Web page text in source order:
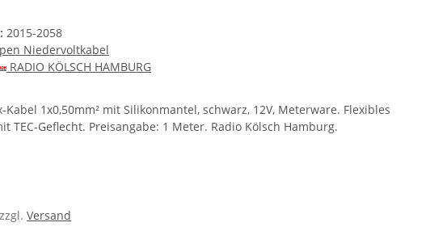
2015-2058
Niedervoltkabel
RADIO KÖLSCH HAMBURG
Kabel 1x0,50mm² mit Silikonmantel, schwarz, 12V, Meterware. Flexibles
TEC-Geflecht. Preisangabe: 1 Meter. Radio Kölsch Hamburg.
Versand